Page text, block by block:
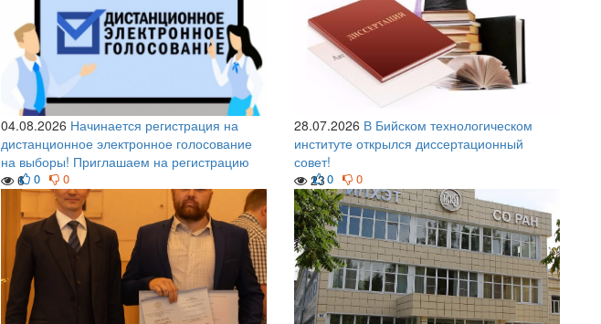
04.08.2026 Начинается регистрация на
дистанционное электронное голосование
на выборы! Приглашаем на регистрацию
0 0
6
28.07.2026 В Бийском технологическом
институте открылся диссертационный
совет!
0 0
23